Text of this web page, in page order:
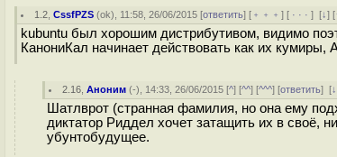
1.2 ,CssfPZS (ok), 11:58, 26/06/2015 [ответить] [ ﹢﹢﹢] [ · · ·][↓] [
kubuntu был хорошим дистрибутивом, видимо
КанониКал начинает действовать как их
2.16 ,Аноним (-), 14:33, 26/06/2015 [^] [^^] [^^^] [ответить][↓
Шатлврот (странная фамилия, но она ему
диктатор Риддел хочет затащить их в своё,
убунтобудущее.